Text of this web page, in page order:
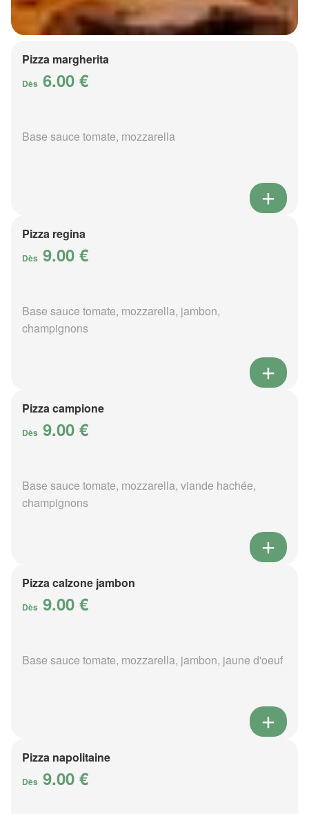
Pizza margherita
Dès 6.00 €
Base sauce tomate, mozzarella
Pizza regina
Dès 9.00 €
Base sauce tomate, mozzarella, jambon,
champignons
Pizza campione
Dès 9.00 €
Base sauce tomate, mozzarella, viande hachée,
champignons
Pizza calzone jambon
Dès 9.00 €
Base sauce tomate, mozzarella, jambon, jaune d'oeuf
Pizza napolitaine
Dès 9.00 €